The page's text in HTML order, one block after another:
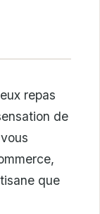
repas
de
que